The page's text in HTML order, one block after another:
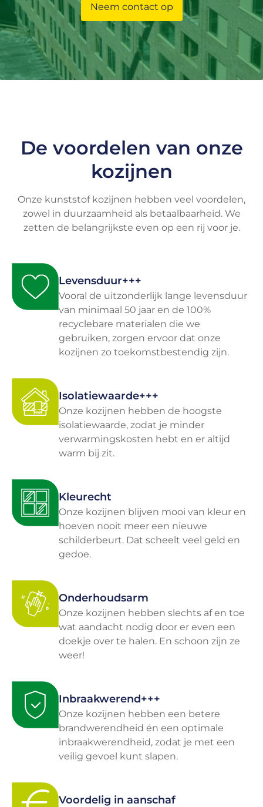
Neem contact op
De voordelen van onze
kozijnen
Onze kunststof kozijnen hebben veel voordelen,
zowel in duurzaamheid als betaalbaarheid. We
zetten de belangrijkste even op een rij voor je.
Levensduur+++
Vooral de uitzonderlijk lange levensduur
van minimaal 50 jaar en de 100%
recyclebare materialen die we
gebruiken, zorgen ervoor dat onze
kozijnen zo toekomstbestendig zijn.
Isolatiewaarde+++
Onze kozijnen hebben de hoogste
isolatiewaarde, zodat je minder
verwarmingskosten hebt en er altijd
warm bij zit.
Kleurecht
Onze kozijnen blijven mooi van kleur en
hoeven nooit meer een nieuwe
schilderbeurt. Dat scheelt veel geld en
gedoe.
Onderhoudsarm
Onze kozijnen hebben slechts af en toe
wat aandacht nodig door er even een
doekje over te halen. En schoon zijn ze
weer!
Inbraakwerend+++
Onze kozijnen hebben een betere
brandwerendheid én een optimale
inbraakwerendheid, zodat je met een
veilig gevoel kunt slapen.
Voordelig in aanschaf